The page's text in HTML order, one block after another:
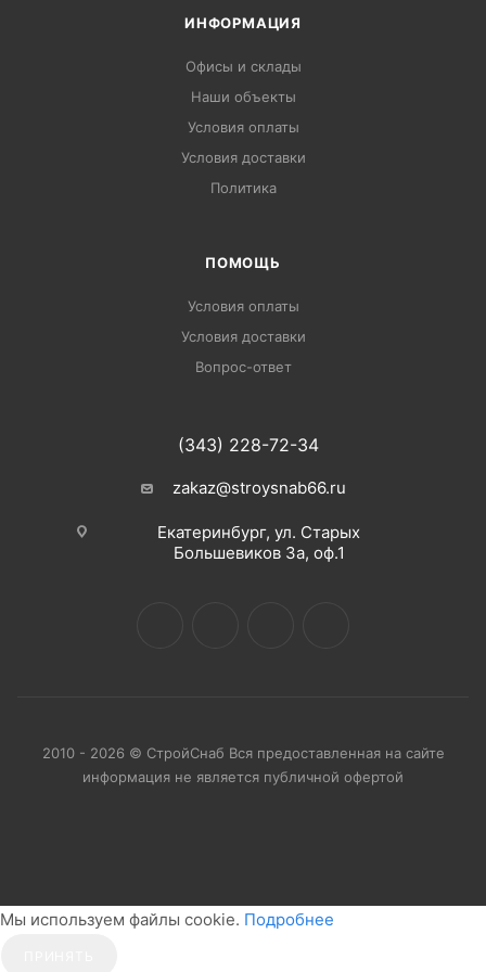
ИНФОРМАЦИЯ
Офисы и склады
Наши объекты
Условия оплаты
Условия доставки
Политика
ПОМОЩЬ
Условия оплаты
Условия доставки
Вопрос-ответ
(343) 228-72-34
zakaz@stroysnab66.ru
Екатеринбург, ул. Старых
Большевиков 3а, оф.1
2010 - 2026 © СтройСнаб Вся предоставленная на сайте
информация не является публичной офертой
Мы используем файлы cookie. Подробнее